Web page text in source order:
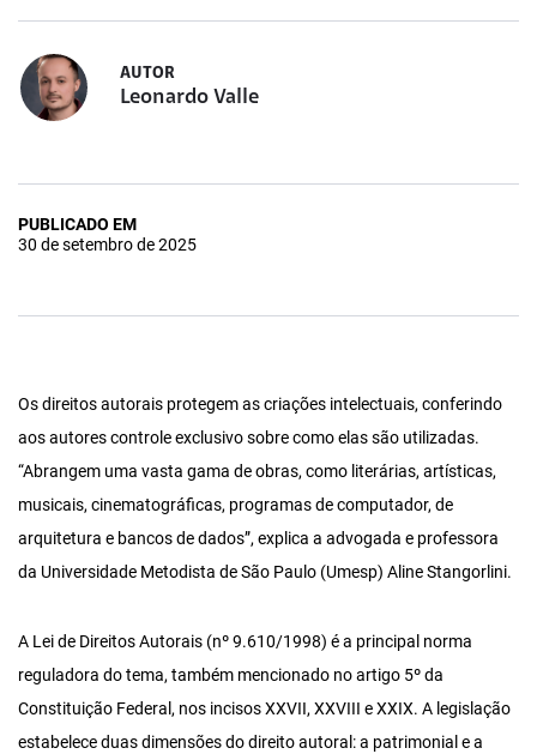
AUTOR
Leonardo Valle
PUBLICADO EM
30 de setembro de 2025
Os direitos autorais protegem as criações intelectuais, conferindo
aos autores controle exclusivo sobre como elas são utilizadas.
“Abrangem uma vasta gama de obras, como literárias, artísticas,
musicais, cinematográficas, programas de computador, de
arquitetura e bancos de dados”, explica a advogada e professora
da Universidade Metodista de São Paulo (Umesp) Aline Stangorlini.
A Lei de Direitos Autorais (nº 9.610/1998) é a principal norma
reguladora do tema, também mencionado no artigo 5º da
Constituição Federal, nos incisos XXVII, XXVIII e XXIX. A legislação
estabelece duas dimensões do direito autoral: a patrimonial e a